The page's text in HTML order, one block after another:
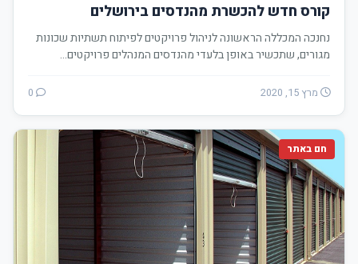
קורס חדש להכשרת מהנדסים בירושלים
נחנכה המכללה הראשונה לניהול פרויקטים לפיתוח תשתיות שכונות
מגורים, שתכשיר באופן בלעדי מהנדסים המנהלים פרויקטים…
מרץ 15, 2020
חם באתר